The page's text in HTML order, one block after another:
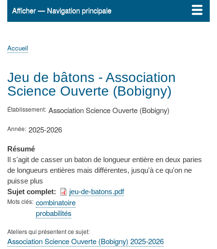
Navigation
Afficher — Navigation principale
Accueil
ActualitésMATh.en.JEANS ?
Régions et Ateliers
Créer, gérer un atelier
Sujets/Publications
Congrès
d'Ariane
Accueil
Jeu de bâtons - Association
Science Ouverte (Bobigny)
Établissement Association Science Ouverte (Bobigny)
Année 2025-2026
Résumé
Il s'agit de casser un baton de longueur entière en deux paries
de longueurs entières mais différentes, jusqu'à ce qu'on ne
puisse plus
Sujet complet
jeu-de-batons.pdf
Mots clés combinatoire
probabilités
Ateliers qui présentent ce sujet
Association Science Ouverte (Bobigny) 2025-2026